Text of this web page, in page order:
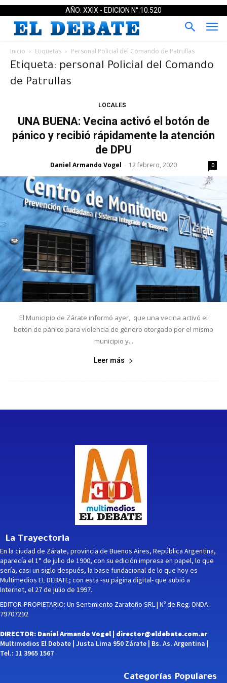
AÑO: XXIX - EDICION N°:10.520
Inicio Etiquetas Personal Policial del Comando de Patrullas
Etiqueta: personal Policial del Comando
de Patrullas
LOCALES
UNA BUENA: Vecina activó el botón de
pánico y recibió rápidamente la atención
de DPU
Daniel Armando Vogel - 12 febrero, 2020 0
El Municipio de Zárate informó ayer, que una vecina activó el
botón de pánico para violencia de género otorgado por el mismo
municipio y...
Leer más
La Trayectoria
En la ciudad de Zárate, provincia de Buenos Aires, República Argentina,
aparecía el 1° de julio de 1900, con su edición impresa en papel, lo que
sería, casi un siglo después, la base fundacional de lo que hoy es
Multimedios EL DEBATE; con esta -su página digital- que subió a
Internet, el 27 de julio de 1997.
EDITOR-PROPIETARIO: Un Sentimiento Zarateño SRL | Nº de Reg. DNDA:
79707292
DIRECTOR: Daniel Armando Vogel | director@eldebate.com.ar
Multimedios El Debate | Justa Lima 950 Zárate | Bs. As. Argentina |
Tel.: 11 3965 1567
Categorías Populares